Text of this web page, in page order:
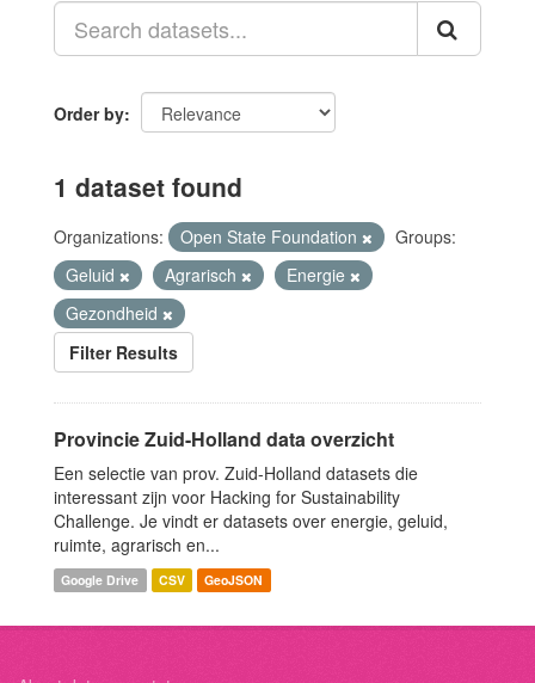
Order by
1 dataset found
Organizations: Open State Foundation
Groups:
Geluid
Agrarisch
Energie
Gezondheid
Filter Results
Provincie Zuid-Holland data overzicht
Een selectie van prov. Zuid-Holland datasets die
interessant zijn voor Hacking for Sustainability
Challenge. Je vindt er datasets over energie, geluid,
ruimte, agrarisch en...
Google Drive CSV GeoJSON